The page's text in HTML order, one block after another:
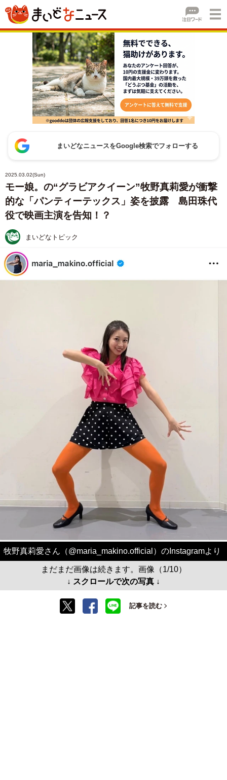
まいどなニュースをGoogle検索でフォローする
2025.03.02(Sun)
モー娘。の“グラビアクイーン”牧野真莉愛が衝撃
的な「パンティーテックス」姿を披露 島田珠代
役で映画主演を告知！？
まいどなトピック
牧野真莉愛さん（@maria_makino.official）のInstagramより
まだまだ画像は続きます。画像（1/10）
↓ スクロールで次の写真 ↓
記事を読む